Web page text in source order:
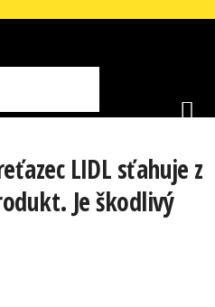
LIDL sťahuje z
Je škodlivý